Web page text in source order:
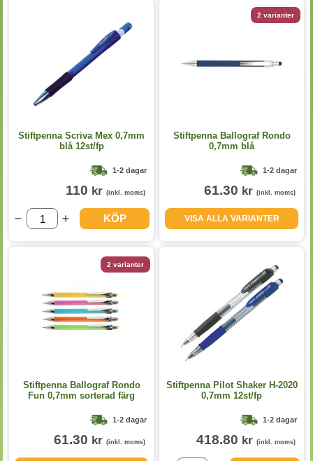
Stiftpenna Scriva Mex 0,7mm
blå 12st/fp
1-2 dagar
110 kr (inkl. moms)
KÖP
2 varianter
Stiftpenna Ballograf Rondo
0,7mm blå
1-2 dagar
61.30 kr (inkl. moms)
VISA ALLA VARIANTER
2 varianter
Stiftpenna Ballograf Rondo
Fun 0,7mm sorterad färg
1-2 dagar
61.30 kr (inkl. moms)
Stiftpenna Pilot Shaker H-2020
0,7mm 12st/fp
1-2 dagar
418.80 kr (inkl. moms)